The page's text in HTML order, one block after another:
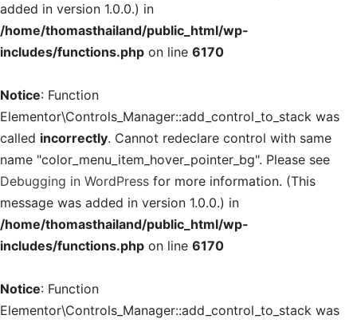
added in version 1.0.0.) in
/home/thomasthailand/public_html/wp-
includes/functions.php on line 6170
Notice: Function
Elementor\Controls_Manager::add_control_to_stack was
called incorrectly. Cannot redeclare control with same
name "color_menu_item_hover_pointer_bg". Please see
Debugging in WordPress for more information. (This
message was added in version 1.0.0.) in
/home/thomasthailand/public_html/wp-
includes/functions.php on line 6170
Notice: Function
Elementor\Controls_Manager::add_control_to_stack was